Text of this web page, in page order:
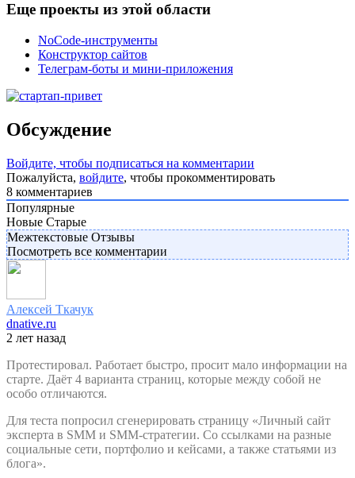
Еще проекты из этой области
NoCode-инструменты
Конструктор сайтов
Телеграм-боты и мини-приложения
Обсуждение
Войдите, чтобы подписаться на комментарии
Пожалуйста, войдите, чтобы прокомментировать
8 комментариев
Популярные
Новые Старые
Межтекстовые Отзывы
Посмотреть все комментарии
Алексей Ткачук
dnative.ru
2 лет назад
Протестировал. Работает быстро, просит мало информации на
старте. Даёт 4 варианта страниц, которые между собой не
особо отличаются.
Для теста попросил сгенерировать страницу «Личный сайт
эксперта в SMM и SMM-стратегии. Со ссылками на разные
социальные сети, портфолио и кейсами, а также статьями из
блога».